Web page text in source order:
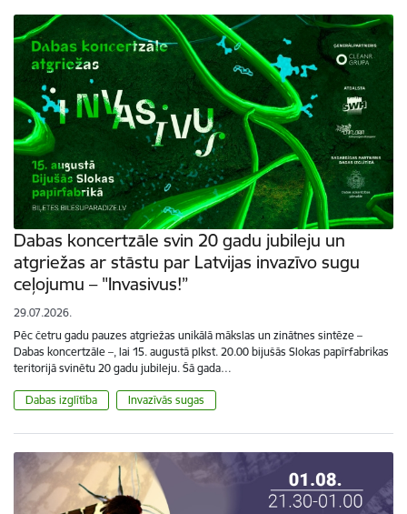
Dabas koncertzāle svin 20 gadu jubileju un
atgriežas ar stāstu par Latvijas invazīvo sugu
ceļojumu – "Invasivus!”
29.07.2026.
Pēc četru gadu pauzes atgriežas unikālā mākslas un zinātnes sintēze –
Dabas koncertzāle –, lai 15. augustā plkst. 20.00 bijušās Slokas papīrfabrikas
teritorijā svinētu 20 gadu jubileju. Šā gada…
Dabas izglītība Invazīvās sugas